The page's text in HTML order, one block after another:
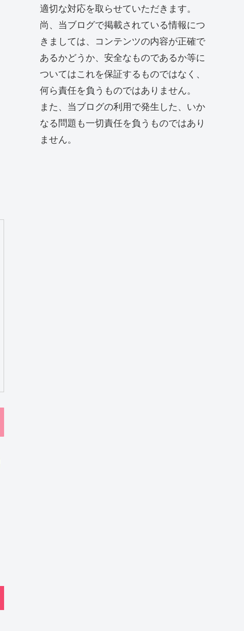
適切な対応を取らせていただきます。
尚、当ブログで掲載されている情報につ
きましては、コンテンツの内容が正確で
あるかどうか、安全なものであるか等に
ついてはこれを保証するものではなく、
何ら責任を負うものではありません。
また、当ブログの利用で発生した、いか
なる問題も一切責任を負うものではあり
ません。